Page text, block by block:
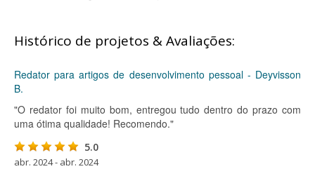
Histórico de projetos & Avaliações:
Redator para artigos de desenvolvimento pessoal - Deyvisson
B.
"O redator foi muito bom, entregou tudo dentro do prazo com
uma ótima qualidade! Recomendo."
5.0
abr. 2024 - abr. 2024